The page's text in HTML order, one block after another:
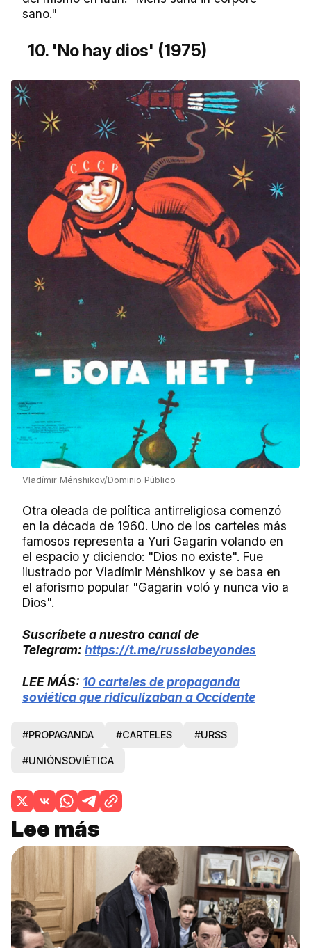
sano."
10. 'No hay dios' (1975)
Vladímir Ménshikov/Dominio Público
Otra oleada de política antirreligiosa comenzó
en la década de 1960. Uno de los carteles más
famosos representa a Yuri Gagarin volando en
el espacio y diciendo: "Dios no existe". Fue
ilustrado por Vladímir Ménshikov y se basa en
el aforismo popular "Gagarin voló y nunca vio a
Dios".
Suscríbete a nuestro canal de
Telegram: https://t.me/russiabeyondes
LEE MÁS: 10 carteles de propaganda
soviética que ridiculizaban a Occidente
#PROPAGANDA #CARTELES #URSS
#UNIÓNSOVIÉTICA
Lee más